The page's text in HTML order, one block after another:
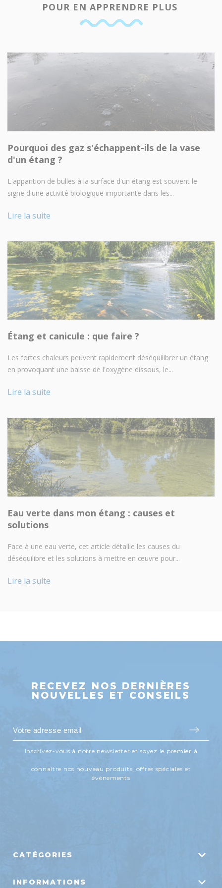
POUR EN APPRENDRE PLUS
Pourquoi des gaz s'échappent-ils de la vase
d'un étang ?
L'apparition de bulles à la surface d'un étang est souvent le
signe d'une activité biologique importante dans les...
Lire la suite
Étang et canicule : que faire ?
Les fortes chaleurs peuvent rapidement déséquilibrer un étang
en provoquant une baisse de l'oxygène dissous, le...
Lire la suite
Eau verte dans mon étang : causes et
solutions
Face à une eau verte, cet article détaille les causes du
déséquilibre et les solutions à mettre en œuvre pour...
Lire la suite
RECEVEZ NOS DERNIÈRES
NOUVELLES ET CONSEILS
Inscrivez-vous à notre newsletter et soyez le premier à
connaître nos nouveau produits, offres spéciales et
évènements
CATÉGORIES
INFORMATIONS